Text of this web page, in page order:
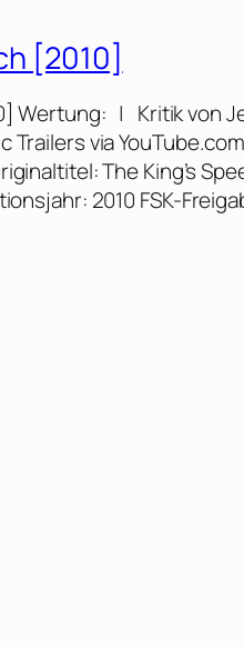
[2010]
Wertung: | Kritik von
Trailers via
The King’s
2010 FSK-